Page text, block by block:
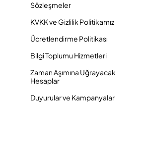
Sözleşmeler
KVKK ve Gizlilik Politikamız
Ücretlendirme Politikası
Bilgi Toplumu Hizmetleri
Zaman Aşımına Uğrayacak
Hesaplar
Duyurular ve Kampanyalar